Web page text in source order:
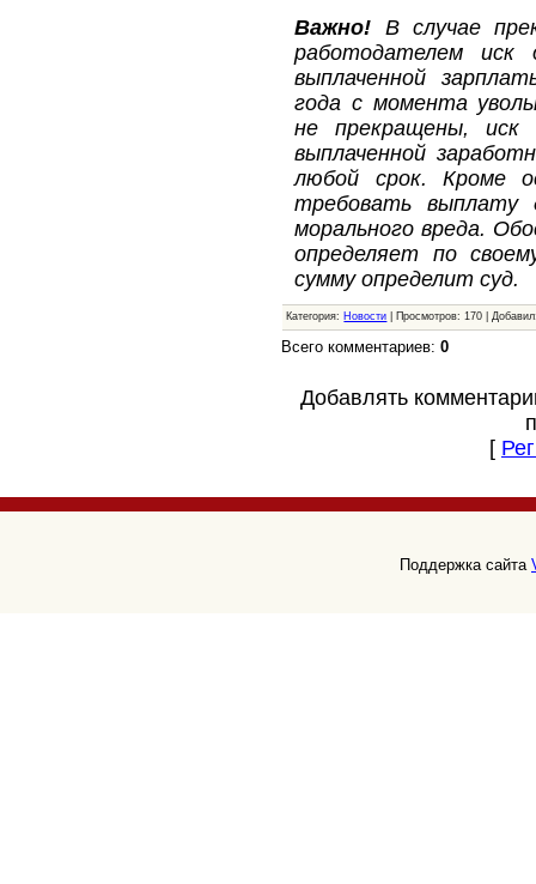
Важно! В случае
работодателем иск
выплаченной
года с момента
не прекращены, иск
выплаченной
любой срок. Кроме
требовать выплату
морального вреда.
определяет по
сумму определит суд.
Категория: Новости | Просмотров: 170 |
Всего комментариев:0
Добавлять
[
Поддержка сайта